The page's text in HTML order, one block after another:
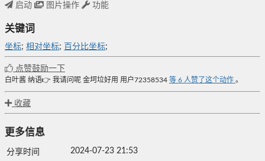
启动 图片操作 功能
关键词
坐标; 相对坐标; 百分比坐标;
点赞鼓励一下
白叶酱 纳语👉 我请问呢 金坷垃好用 用户72358534 等 6 人赞了这个动作 。
收藏
更多信息
分享时间
2024-07-23 21:53